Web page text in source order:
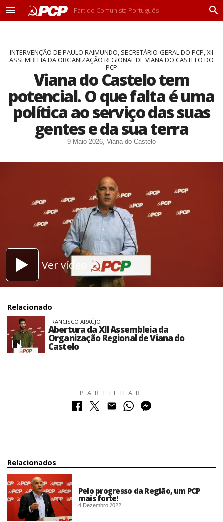
M
u
Partido Comunista Português
P
INTERVENÇÃO DE PAULO RAIMUNDO, SECRETÁRIO-GERAL DO PCP, XII
ASSEMBLEIA DA ORGANIZAÇÃO REGIONAL DE VIANA DO CASTELO DO
PCP
Viana do Castelo tem
potencial. O que falta é uma
política ao serviço das suas
gentes e da sua terra
9 Maio 2026, Viana do Castelo
Ver vídeo
Relacionado
FRANCISCO ARAÚJO
Abertura da XII Assembleia da
Organização Regional de Viana do
Castelo
PARTILHAR
Relacionados
Pelo progresso da Região, um PCP
mais forte!
4 Dezembro 2022